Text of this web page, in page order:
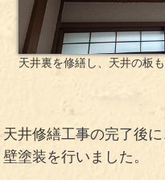
天井裏を修繕し、天井の板
天井修繕工事の完了後
壁塗装を行いました。